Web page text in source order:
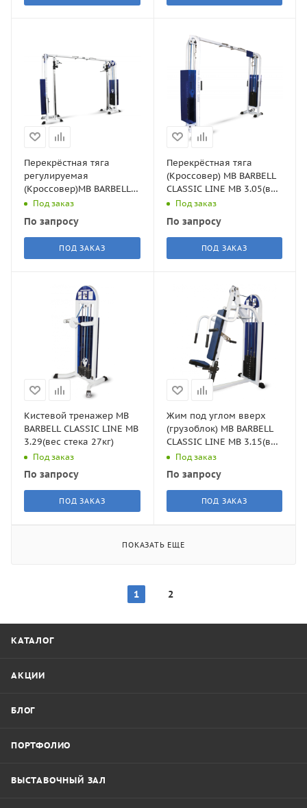
Перекрёстная тяга
регулируемая
(Кроссовер)MB BARBELL
CLASSIC LINE MB 3.28(вес
Под заказ
По запросу
ПОД ЗАКАЗ
Перекрёстная тяга
(Кроссовер) MB BARBELL
CLASSIC LINE MB 3.05(вес
стека 2*81кг)
Под заказ
По запросу
ПОД ЗАКАЗ
Кистевой тренажер MB
BARBELL CLASSIC LINE MB
3.29(вес стека 27кг)
Под заказ
По запросу
ПОД ЗАКАЗ
Жим под углом вверх
(грузоблок) MB BARBELL
CLASSIC LINE MB 3.15(вес
стека 105кг)
Под заказ
По запросу
ПОД ЗАКАЗ
ПОКАЗАТЬ ЕЩЕ
1 2
КАТАЛОГ
АКЦИИ
БЛОГ
ПОРТФОЛИО
ВЫСТАВОЧНЫЙ ЗАЛ